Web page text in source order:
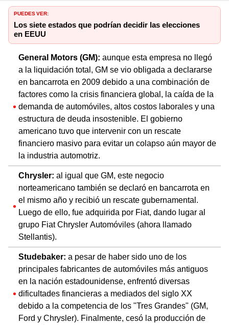
PUEDES VER:
Los siete estados que podrían decidir las elecciones
en EEUU
General Motors (GM): aunque esta empresa no llegó
a la liquidación total, GM se vio obligada a declararse
en bancarrota en 2009 debido a una combinación de
factores como la crisis financiera global, la caída de la
demanda de automóviles, altos costos laborales y una
estructura de deuda insostenible. El gobierno
americano tuvo que intervenir con un rescate
financiero masivo para evitar un colapso aún mayor de
la industria automotriz.
Chrysler: al igual que GM, este negocio
norteamericano también se declaró en bancarrota en
el mismo año y recibió un rescate gubernamental.
Luego de ello, fue adquirida por Fiat, dando lugar al
grupo Fiat Chrysler Automóviles (ahora llamado
Stellantis).
Studebaker: a pesar de haber sido uno de los
principales fabricantes de automóviles más antiguos
en la nación estadounidense, enfrentó diversas
dificultades financieras a mediados del siglo XX
debido a la competencia de los "Tres Grandes" (GM,
Ford y Chrysler). Finalmente, cesó la producción de